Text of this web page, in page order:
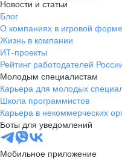
Новости и статьи
Блог
О компаниях в игровой форме
Жизнь в компании
ИТ-проекты
Рейтинг работодателей
Молодым специалистам
Карьера для молодых
Школа программистов
Карьера в некоммерческих
Боты для уведомлений
Мобильное приложение